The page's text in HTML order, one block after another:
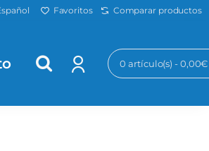
Favoritos Comparar productos
0 artículo(s) - 0,00€